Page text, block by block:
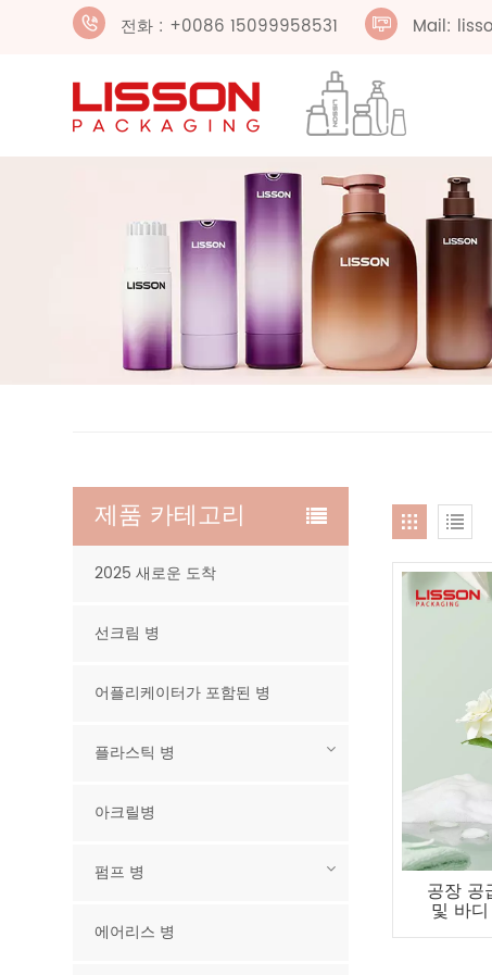
전화 : +0086 15099958531 Mail:
공장
및 바
제품 카테고리
2025 새로운 도착
선크림 병
어플리케이터가 포함된 병
플라스틱 병
아크릴병
펌프 병
에어리스 병